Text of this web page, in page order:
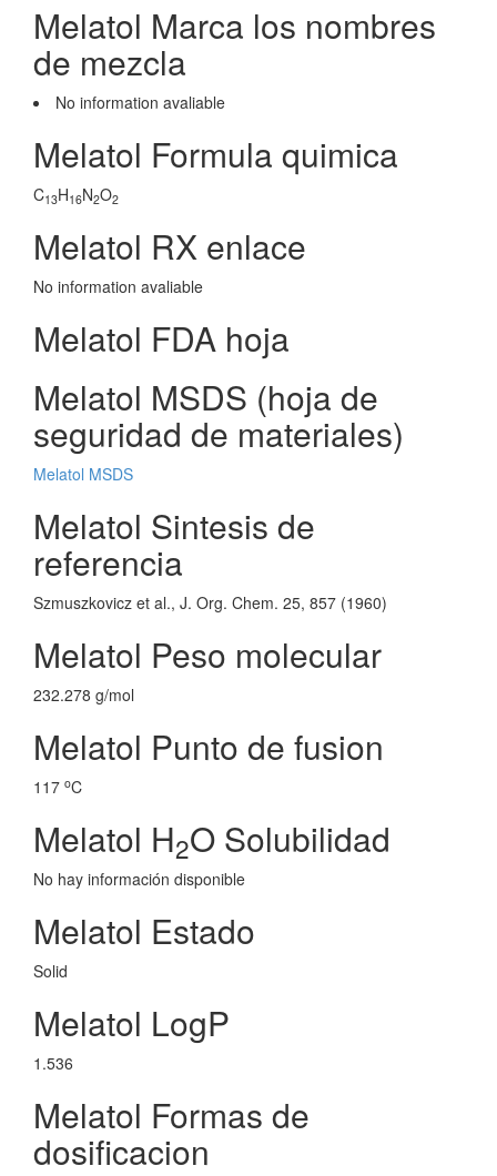
Melatol Marca los nombres
de mezcla
No information avaliable
Melatol Formula quimica
C13H16N2O2
Melatol RX enlace
No information avaliable
Melatol FDA hoja
Melatol MSDS (hoja de
seguridad de materiales)
Melatol MSDS
Melatol Sintesis de
referencia
Szmuszkovicz et al., J. Org. Chem. 25, 857 (1960)
Melatol Peso molecular
232.278 g/mol
Melatol Punto de fusion
117 oC
Melatol H2O Solubilidad
No hay información disponible
Melatol Estado
Solid
Melatol LogP
1.536
Melatol Formas de
dosificacion